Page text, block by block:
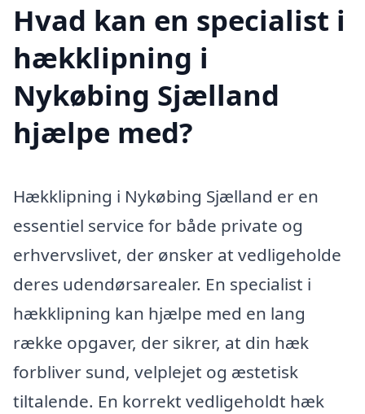
Hvad kan en specialist i
hækklipning i
Nykøbing Sjælland
hjælpe med?
Hækklipning i Nykøbing Sjælland er en
essentiel service for både private og
erhvervslivet, der ønsker at vedligeholde
deres udendørsarealer. En specialist i
hækklipning kan hjælpe med en lang
række opgaver, der sikrer, at din hæk
forbliver sund, velplejet og æstetisk
tiltalende. En korrekt vedligeholdt hæk